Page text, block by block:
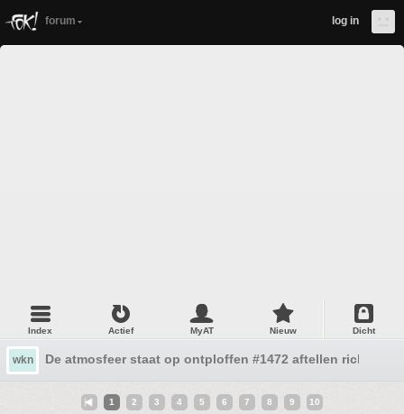
forum log in
Index Actief MyAT Nieuw Dicht
wkn De atmosfeer staat op ontploffen #1472 aftellen richting
1 2 3 4 5 6 7 8 9 10